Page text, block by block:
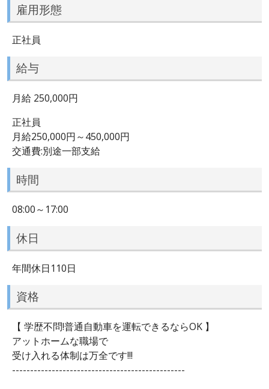
雇用形態
正社員
給与
月給 250,000円
正社員
月給250,000円～450,000円
交通費:別途一部支給
時間
08:00～17:00
休日
年間休日110日
資格
【 学歴不問!普通自動車を運転できるならOK 】
アットホームな職場で
受け入れる体制は万全です!!!
------------------------------------------------